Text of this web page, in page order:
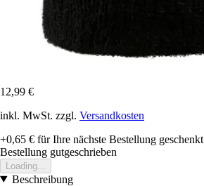
12,99 €
inkl. MwSt. zzgl. Versandkosten
+0,65 € für Ihre nächste Bestellung geschenkt
Bestellung gutgeschrieben
Loading...
Beschreibung